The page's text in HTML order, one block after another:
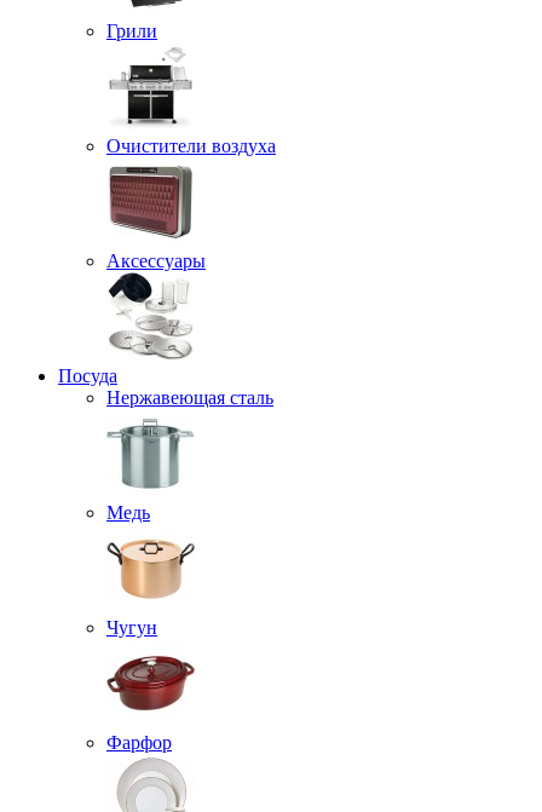
Грили
Очистители воздуха
Аксессуары
Посуда
Нержавеющая сталь
Медь
Чугун
Фарфор